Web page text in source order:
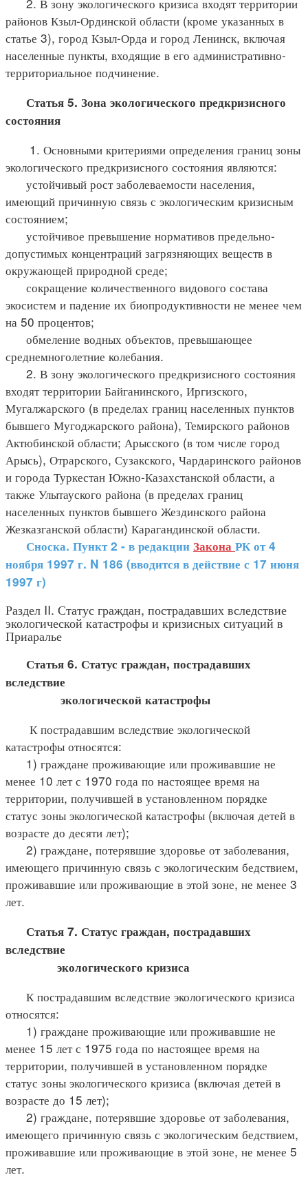
районов Кзыл-Ординской области (кроме указанных в
статье 3), город Кзыл-Орда и город Ленинск, включая
населенные пункты, входящие в его административно-
территориальное подчинение.
Статья 5. Зона экологического предкризисного
состояния
1. Основными критериями определения границ зоны
экологического предкризисного состояния являются:
устойчивый рост заболеваемости населения,
имеющий причинную связь с экологическим кризисным
состоянием;
устойчивое превышение нормативов предельно-
допустимых концентраций загрязняющих веществ в
окружающей природной среде;
сокращение количественного видового состава
экосистем и падение их биопродуктивности не менее чем
на 50 процентов;
обмеление водных объектов, превышающее
среднемноголетние колебания.
2. В зону экологического предкризисного состояния
входят территории Байганинского, Иргизского,
Мугалжарского (в пределах границ населенных пунктов
бывшего Мугоджарского района), Темирского районов
Актюбинской области; Арысского (в том числе город
Арысь), Отрарского, Сузакского, Чардаринского районов
и города Туркестан Южно-Казахстанской области, а
также Улытауского района (в пределах границ
населенных пунктов бывшего Жездинского района
Жезказганской области) Карагандинской области.
Сноска. Пункт 2 - в редакции Закона РК от 4
ноября 1997 г. N 186 (вводится в действие с 17 июня
1997 г)
Раздел II. Статус граждан, пострадавших вследствие
экологической катастрофы и кризисных ситуаций в
Приаралье
Статья 6. Статус граждан, пострадавших
вследствие
экологической катастрофы
К пострадавшим вследствие экологической
катастрофы относятся:
1) граждане проживающие или проживавшие не
менее 10 лет с 1970 года по настоящее время на
территории, получившей в установленном порядке
статус зоны экологической катастрофы (включая детей в
возрасте до десяти лет);
2) граждане, потерявшие здоровье от заболевания,
имеющего причинную связь с экологическим бедствием,
проживавшие или проживающие в этой зоне, не менее 3
лет.
Статья 7. Статус граждан, пострадавших
вследствие
экологического кризиса
К пострадавшим вследствие экологического кризиса
относятся:
1) граждане проживающие или проживавшие не
менее 15 лет с 1975 года по настоящее время на
территории, получившей в установленном порядке
статус зоны экологического кризиса (включая детей в
возрасте до 15 лет);
2) граждане, потерявшие здоровье от заболевания,
имеющего причинную связь с экологическим бедствием,
проживавшие или проживающие в этой зоне, не менее 5
лет.